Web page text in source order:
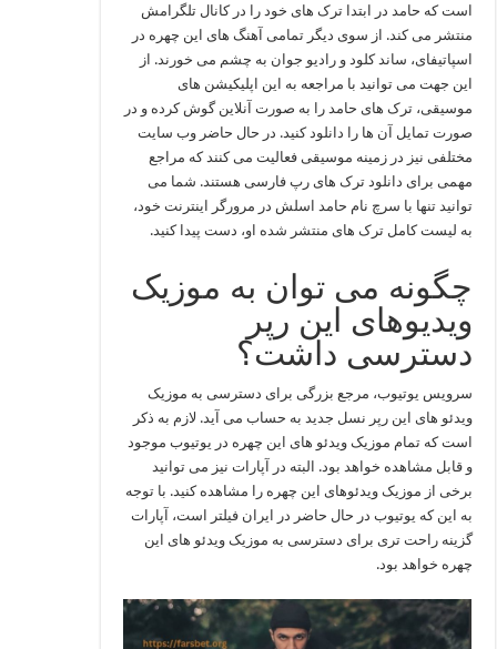
است که حامد در ابتدا ترک های خود را در کانال تلگرامش
منتشر می کند. از سوی دیگر تمامی آهنگ های این چهره در
اسپاتیفای، ساند کلود و رادیو جوان به چشم می خورند. از
این جهت می توانید با مراجعه به این اپلیکیشن های
موسیقی، ترک های حامد را به صورت آنلاین گوش کرده و در
صورت تمایل آن ها را دانلود کنید. در حال حاضر وب سایت
مختلفی نیز در زمینه موسیقی فعالیت می کنند که مراجع
مهمی برای دانلود ترک های رپ فارسی هستند. شما می
توانید تنها با سرچ نام حامد اسلش در مرورگر اینترنت خود،
به لیست کامل ترک های منتشر شده او، دست پیدا کنید.
چگونه می توان به موزیک
ویدیوهای این رپر
دسترسی داشت؟
سرویس یوتیوب، مرجع بزرگی برای دسترسی به موزیک
ویدئو های این رپر نسل جدید به حساب می آید. لازم به ذکر
است که تمام موزیک ویدئو های این چهره در یوتیوب موجود
و قابل مشاهده خواهد بود. البته در آپارات نیز می توانید
برخی از موزیک ویدئوهای این چهره را مشاهده کنید. با توجه
به این که یوتیوب در حال حاضر در ایران فیلتر است، آپارات
گزینه راحت تری برای دسترسی به موزیک ویدئو های این
چهره خواهد بود.